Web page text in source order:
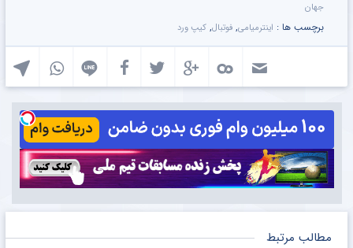
جهان
برچسب ها : اینترمیامی, فوتبال, کیپ ورد
مطالب مرتبط